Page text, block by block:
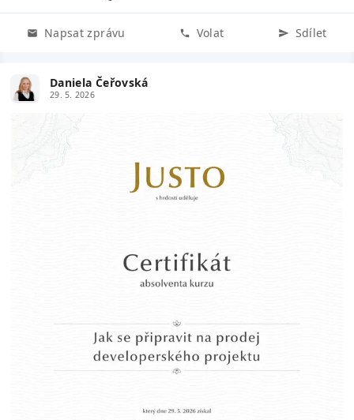
Napsat zprávu Volat Sdílet
Daniela Čeřovská
29. 5. 2026